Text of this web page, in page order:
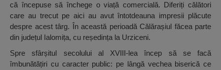
că începuse să închege o viață comercială. Diferiți călători
care au trecut pe aici au avut întotdeauna impresii plăcute
despre acest târg. În această perioadă Călărașiul făcea parte
din județul Ialomița, cu reședința la Urziceni.
Spre sfârșitul secolului al XVIII-lea încep să se facă
îmbunătățiri cu caracter public: pe lângă vechea biserică ce